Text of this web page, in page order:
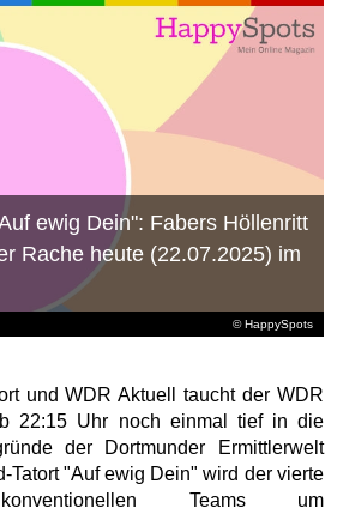
© HappySpots
ewig Dein": Fabers Höllenritt
Rache heute (22.07.2025) im
und WDR Aktuell taucht der WDR
22:15 Uhr noch einmal tief in die
der Dortmunder Ermittlerwelt
Tatort "Auf ewig Dein" wird der vierte
Teams um